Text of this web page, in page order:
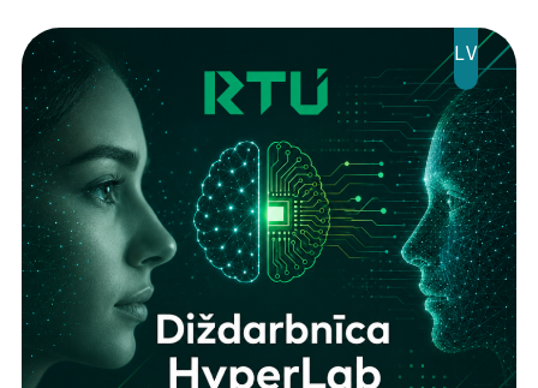
ThreadsFacebookYoutube
X Instagram
Flick TikTok
LV